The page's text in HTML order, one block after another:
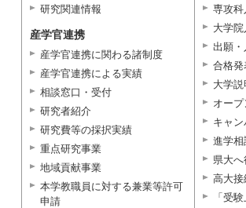
研究関連情報
産学官連携
産学官連携に関わる諸制度
産学官連携による実績
相談窓口・受付
研究者紹介
研究費等の採択実績
重点研究事業
地域貢献事業
本学教職員に対する兼業等許可
申請
専攻科
大学
出願・
合格発
大学説
オープ
キャ
進学相
県大
高大接
「受